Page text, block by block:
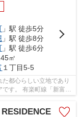
」駅 徒歩5分
」駅 徒歩8分
」駅 徒歩6分
㎡
１丁目5-5
都心らしい立地であり
す。 有楽町線「新富
日...